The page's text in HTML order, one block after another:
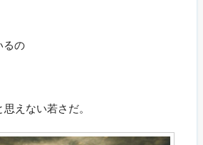
るの
えない若さだ。